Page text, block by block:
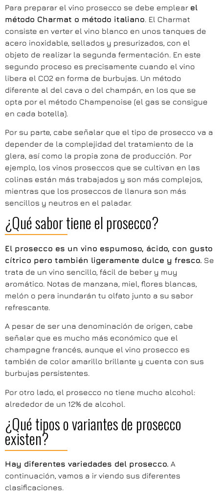
Para preparar el vino prosecco se debe emplear el
método Charmat o método italiano. El Charmat
consiste en verter el vino blanco en unos tanques de
acero inoxidable, sellados y presurizados, con el
objeto de realizar la segunda fermentación. En este
segundo proceso es precisamente cuando el vino
libera el CO2 en forma de burbujas. Un método
diferente al del cava o del champán, en los que se
opta por el método Champenoise (el gas se consigue
en cada botella).
Por su parte, cabe señalar que el tipo de prosecco va a
depender de la complejidad del tratamiento de la
glera, así como la propia zona de producción. Por
ejemplo, los vinos proseccos que se cultivan en las
colinas están más trabajados y son más complejos,
mientras que los proseccos de llanura son más
sencillos y neutros en el paladar.
¿Qué sabor tiene el prosecco?
El prosecco es un vino espumoso, ácido, con gusto
cítrico pero también ligeramente dulce y fresco. Se
trata de un vino sencillo, fácil de beber y muy
aromático. Notas de manzana, miel, flores blancas,
melón o pera inundarán tu olfato junto a su sabor
refrescante.
A pesar de ser una denominación de origen, cabe
señalar que es mucho más económico que el
champagne francés, aunque el vino prosecco es
también de color amarillo brillante y cuenta con sus
burbujas persistentes.
Por otro lado, el prosecco no tiene mucho alcohol:
alrededor de un 12% de alcohol.
¿Qué tipos o variantes de prosecco
existen?
Hay diferentes variedades del prosecco. A
continuación, vamos a ir viendo sus diferentes
clasificaciones.